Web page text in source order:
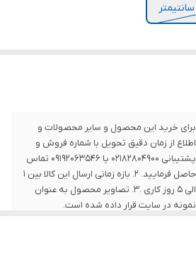
برای خرید این محصول و سایر محصولات و
اطلاع از زمان دقیق تحویل با شماره فروش و
پشتیبانی 02182804900 یا 09192063546 تماس
حاصل فرمایید. 2. بازه زمانی ارسال این کالا بین 1
الی 5 روز کاری .3. تصاویر محصول به عنوان
نمونه در سایت قرار داده شده است.